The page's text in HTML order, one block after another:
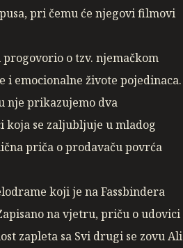
pri čemu će njegovi filmovi
o tzv. njemačkom
emocionalne živote pojedinaca.
nje prikazujemo dva
koja se zaljubljuje u mladog
priča o prodavaču povrća
koji je na Fassbindera
na vjetru, priču o udovici
zapleta sa Svi drugi se zovu Ali